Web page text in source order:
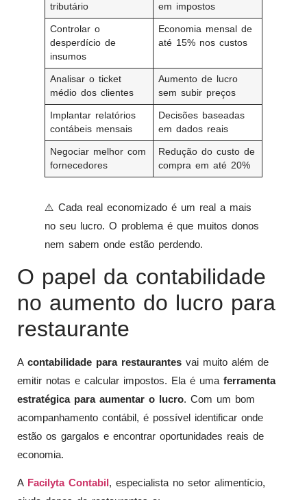
tributário
em impostos
Controlar o
desperdício de
insumos
Economia mensal de
até 15% nos custos
Analisar o ticket
médio dos clientes
Aumento de lucro
sem subir preços
Implantar relatórios
contábeis mensais
Decisões baseadas
em dados reais
Negociar melhor com
fornecedores
Redução do custo de
compra em até 20%
⚠️ Cada real economizado é um real a mais
no seu lucro. O problema é que muitos donos
nem sabem onde estão perdendo.
O papel da contabilidade
no aumento do lucro para
restaurante
A contabilidade para restaurantes vai muito além de
emitir notas e calcular impostos. Ela é uma ferramenta
estratégica para aumentar o lucro. Com um bom
acompanhamento contábil, é possível identificar onde
estão os gargalos e encontrar oportunidades reais de
economia.
A Facilyta Contabil, especialista no setor alimentício,